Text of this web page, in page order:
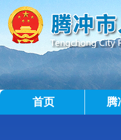
首页 腾